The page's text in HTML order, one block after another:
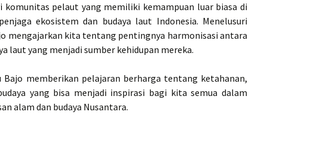
komunitas pelaut yang memiliki kemampuan luar biasa di
ekosistem dan budaya laut Indonesia. Menelusuri
mengajarkan kita tentang pentingnya harmonisasi antara
laut yang menjadi sumber kehidupan mereka.
Bajo memberikan pelajaran berharga tentang ketahanan,
yang bisa menjadi inspirasi bagi kita semua dalam
alam dan budaya Nusantara.